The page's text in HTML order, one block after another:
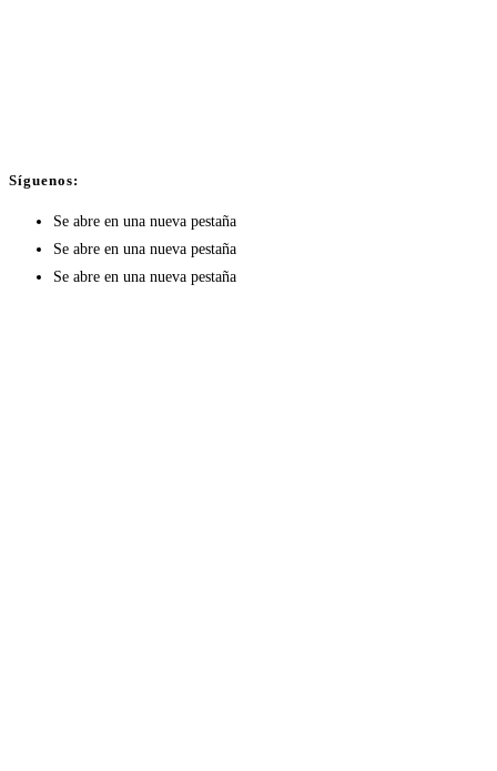
Síguenos:
Se abre en una nueva pestaña
Se abre en una nueva pestaña
Se abre en una nueva pestaña